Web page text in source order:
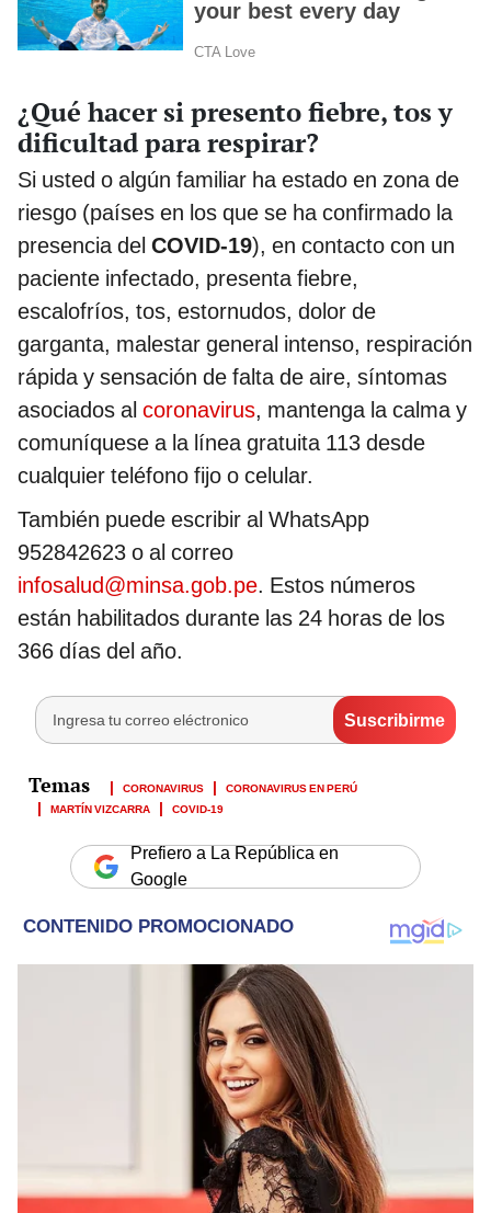
¿Qué hacer si presento fiebre, tos y
dificultad para respirar?
Si usted o algún familiar ha estado en zona de
riesgo (países en los que se ha confirmado la
presencia del COVID-19), en contacto con un
paciente infectado, presenta fiebre,
escalofríos, tos, estornudos, dolor de
garganta, malestar general intenso, respiración
rápida y sensación de falta de aire, síntomas
asociados al coronavirus, mantenga la calma y
comuníquese a la línea gratuita 113 desde
cualquier teléfono fijo o celular.
También puede escribir al WhatsApp
952842623 o al correo
infosalud@minsa.gob.pe. Estos números
están habilitados durante las 24 horas de los
366 días del año.
CORONAVIRUS
CORONAVIRUS EN PERÚ
MARTÍN VIZCARRA
COVID-19
Prefiero a La República en
Google